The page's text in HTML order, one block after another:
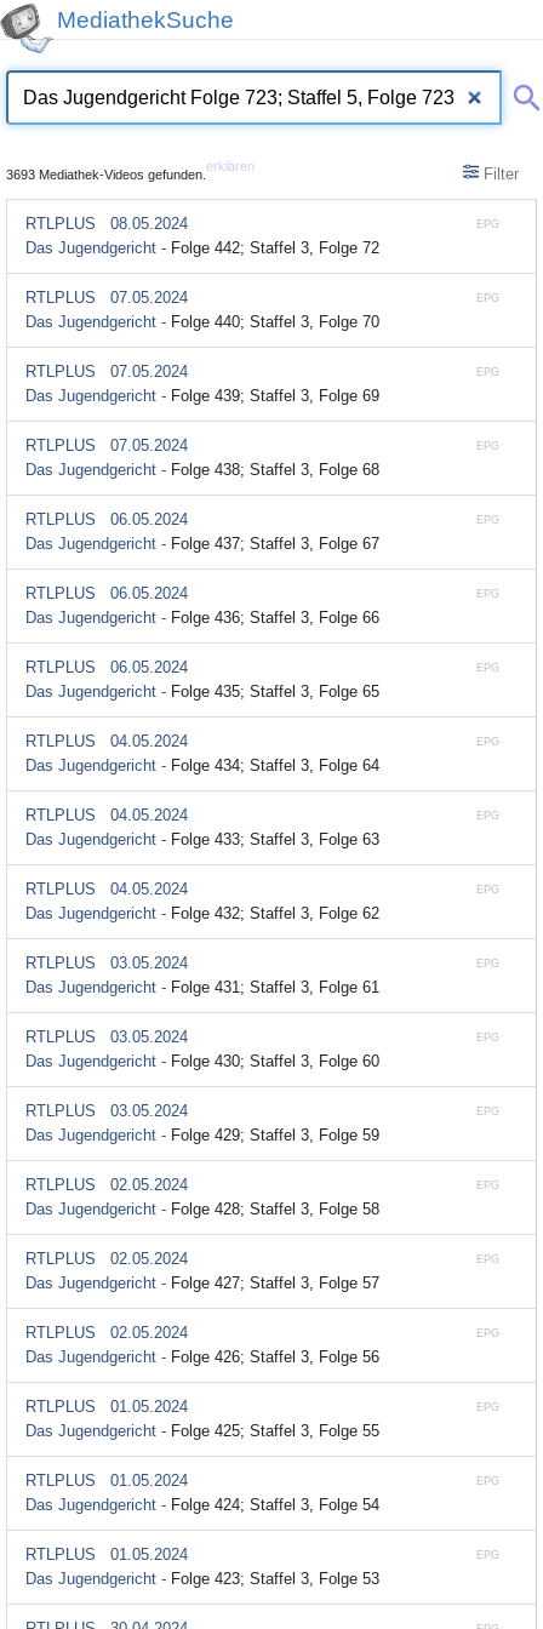
MediathekSuche
3693 Mediathek-Videos gefunden.
erklären Filter
EPG
RTLPLUS
08.05.2024
Das Jugendgericht - Folge 442; Staffel 3, Folge 72
EPG
RTLPLUS
07.05.2024
Das Jugendgericht - Folge 440; Staffel 3, Folge 70
EPG
RTLPLUS
07.05.2024
Das Jugendgericht - Folge 439; Staffel 3, Folge 69
EPG
RTLPLUS
07.05.2024
Das Jugendgericht - Folge 438; Staffel 3, Folge 68
EPG
RTLPLUS
06.05.2024
Das Jugendgericht - Folge 437; Staffel 3, Folge 67
EPG
RTLPLUS
06.05.2024
Das Jugendgericht - Folge 436; Staffel 3, Folge 66
EPG
RTLPLUS
06.05.2024
Das Jugendgericht - Folge 435; Staffel 3, Folge 65
EPG
RTLPLUS
04.05.2024
Das Jugendgericht - Folge 434; Staffel 3, Folge 64
EPG
RTLPLUS
04.05.2024
Das Jugendgericht - Folge 433; Staffel 3, Folge 63
EPG
RTLPLUS
04.05.2024
Das Jugendgericht - Folge 432; Staffel 3, Folge 62
EPG
RTLPLUS
03.05.2024
Das Jugendgericht - Folge 431; Staffel 3, Folge 61
EPG
RTLPLUS
03.05.2024
Das Jugendgericht - Folge 430; Staffel 3, Folge 60
EPG
RTLPLUS
03.05.2024
Das Jugendgericht - Folge 429; Staffel 3, Folge 59
EPG
RTLPLUS
02.05.2024
Das Jugendgericht - Folge 428; Staffel 3, Folge 58
EPG
RTLPLUS
02.05.2024
Das Jugendgericht - Folge 427; Staffel 3, Folge 57
EPG
RTLPLUS
02.05.2024
Das Jugendgericht - Folge 426; Staffel 3, Folge 56
EPG
RTLPLUS
01.05.2024
Das Jugendgericht - Folge 425; Staffel 3, Folge 55
EPG
RTLPLUS
01.05.2024
Das Jugendgericht - Folge 424; Staffel 3, Folge 54
EPG
RTLPLUS
01.05.2024
Das Jugendgericht - Folge 423; Staffel 3, Folge 53